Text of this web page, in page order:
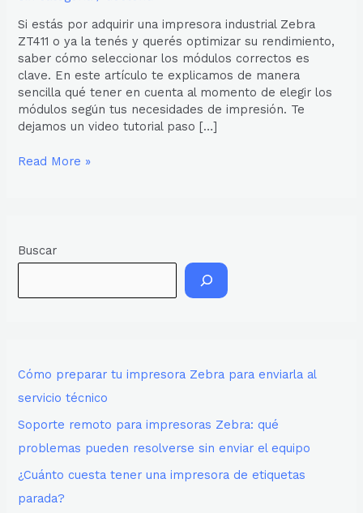
Si estás por adquirir una impresora industrial Zebra
ZT411 o ya la tenés y querés optimizar su rendimiento,
saber cómo seleccionar los módulos correctos es
clave. En este artículo te explicamos de manera
sencilla qué tener en cuenta al momento de elegir los
módulos según tus necesidades de impresión. Te
dejamos un video tutorial paso […]
Read More »
Buscar
Cómo preparar tu impresora Zebra para enviarla al
servicio técnico
Soporte remoto para impresoras Zebra: qué
problemas pueden resolverse sin enviar el equipo
¿Cuánto cuesta tener una impresora de etiquetas
parada?